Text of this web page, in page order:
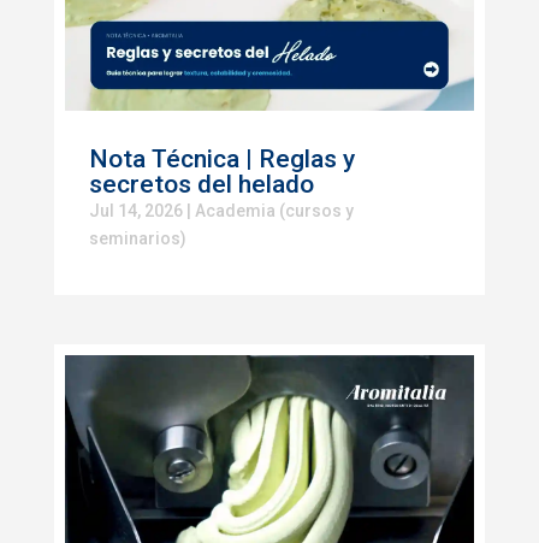
Nota Técnica | Reglas y
secretos del helado
Jul 14, 2026| Academia (cursos y
seminarios)